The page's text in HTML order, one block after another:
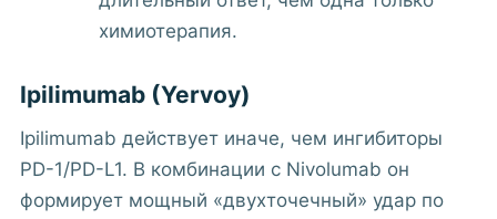
химиотерапия.
Ipilimumab (Yervoy)
Ipilimumab действует иначе, чем ингибиторы
PD-1/PD-L1. В комбинации с Nivolumab он
формирует мощный «двухточечный» удар по